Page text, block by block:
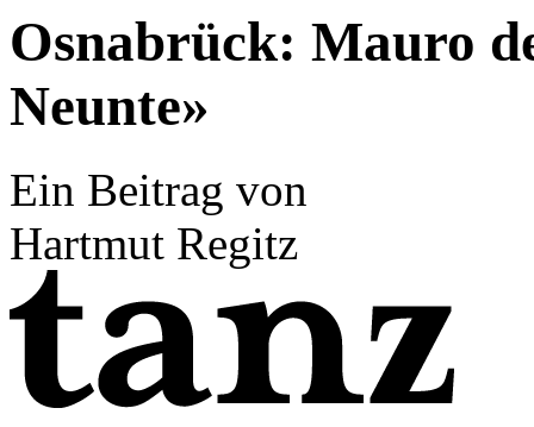
Osnabrück: Mauro
Neunte»
Ein Beitrag von
Hartmut Regitz